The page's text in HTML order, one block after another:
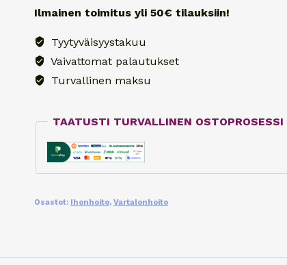
Scrub
-
vartalonkuorinta
250
Ilmainen toimitus yli 50€ tilauksiin!
Tyytyväisyystakuu
Vaivattomat palautukset
Turvallinen maksu
TAATUSTI TURVALLINEN OSTOPROSESSI
Osastot: Ihonhoito, Vartalonhoito